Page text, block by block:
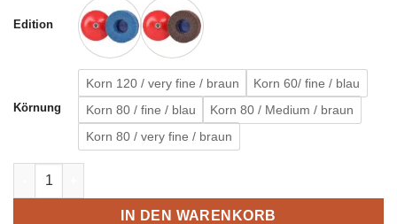
Edition
Körnung
Korn 120 / very fine / braun
Korn 60/ fine / blau
Korn 80 / fine / blau
Korn 80 / Medium / braun
Korn 80 / very fine / braun
Entgratteller 115mm mit M14 Aufnahme Menge
IN DEN WARENKORB